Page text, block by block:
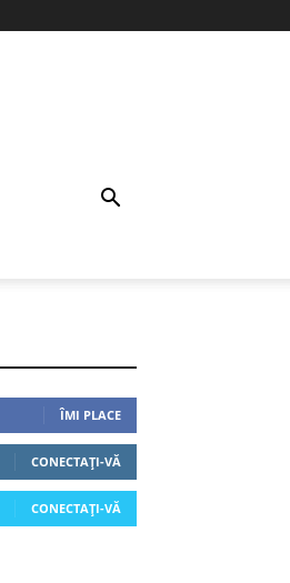
ÎMI PLACE
CONECTAȚI-VĂ
CONECTAȚI-VĂ